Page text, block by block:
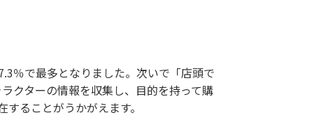
％で最多となりました。次いで「店頭で
クターの情報を収集し、目的を持って購
ることがうかがえます。